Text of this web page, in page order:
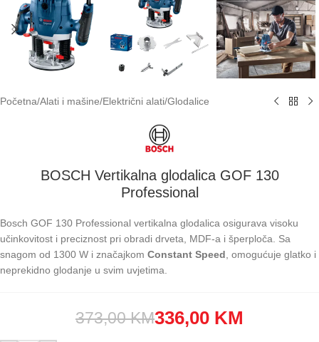
Početna/Alati i mašine/Električni alati/Glodalice
BOSCH Vertikalna glodalica GOF 130
Professional
Bosch GOF 130 Professional vertikalna glodalica osigurava visoku
učinkovitost i preciznost pri obradi drveta, MDF-a i šperploča. Sa
snagom od 1300 W i značajkom Constant Speed , omogućuje glatko i
neprekidno glodanje u svim uvjetima.
373,00KM336,00 KM